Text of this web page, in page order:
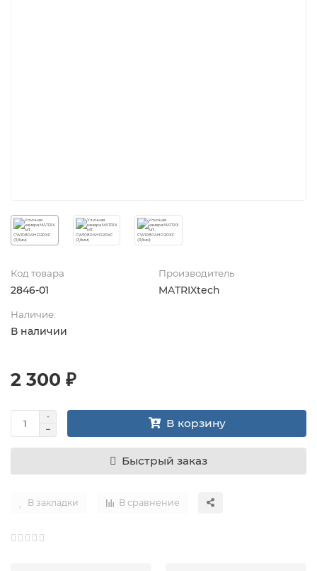
Код товара
2846-01
Производитель
MATRIXtech
Наличие:
В наличии
2 300 ₽
В корзину
Быстрый заказ
В закладки В сравнение